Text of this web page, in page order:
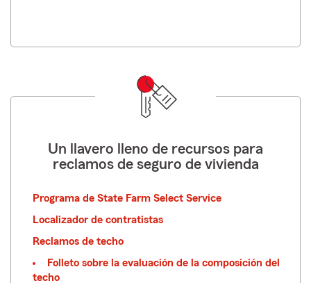
Un llavero lleno de recursos para
reclamos de seguro de vivienda
Programa de State Farm Select Service
Localizador de contratistas
Reclamos de techo
Folleto sobre la evaluación de la composición del
techo